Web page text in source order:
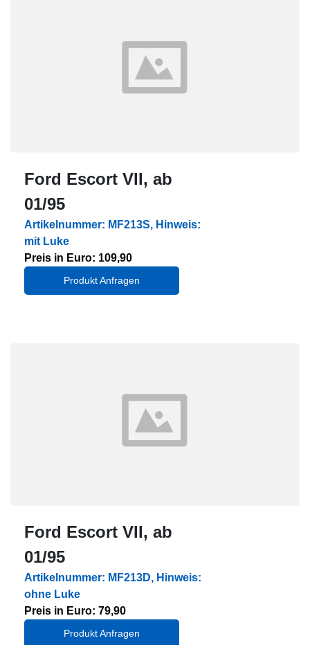
Ford Escort VII, ab
01/95
Artikelnummer: MF213S, Hinweis:
mit Luke
Preis in Euro: 109,90
Produkt Anfragen
Ford Escort VII, ab
01/95
Artikelnummer: MF213D, Hinweis:
ohne Luke
Preis in Euro: 79,90
Produkt Anfragen